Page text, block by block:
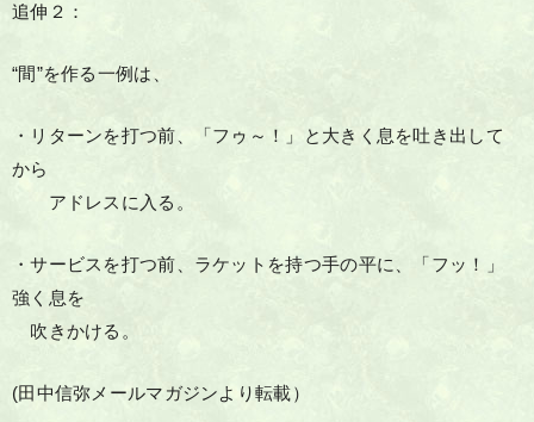
追伸２：
“間”を作る一例は、
・リターンを打つ前、「フゥ～！」と大きく息を吐き出して
から
アドレスに入る。
・サービスを打つ前、ラケットを持つ手の平に、「フッ！」
強く息を
吹きかける。
(田中信弥メールマガジンより転載）